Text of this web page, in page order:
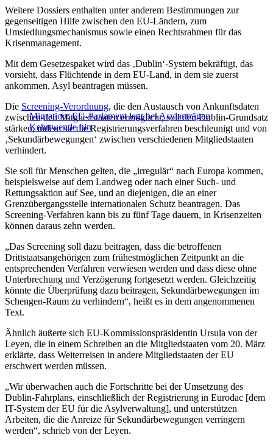
Weitere Dossiers enthalten unter anderem Bestimmungen zur
gegenseitigen Hilfe zwischen den EU-Ländern, zum
Umsiedlungsmechanismus sowie einen Rechtsrahmen für das
Krisenmanagement.
Mit dem Gesetzespaket wird das ‚Dublin‘-System bekräftigt, das
vorsieht, dass Flüchtende in dem EU-Land, in dem sie zuerst
ankommen, Asyl beantragen müssen.
Migration: EU-Parlament legt bei Asylanträgen
Kehrtwende hin
Die Screening-Verordnung, die den Austausch von Ankunftsdaten
zwischen den Mitgliedstaaten ermöglicht, soll den Dublin-Grundsatz
stärken, indem sie die Registrierungsverfahren beschleunigt und von
‚Sekundärbewegungen‘ zwischen verschiedenen Mitgliedstaaten
verhindert.
Sie soll für Menschen gelten, die „irregulär“ nach Europa kommen,
beispielsweise auf dem Landweg oder nach einer Such- und
Rettungsaktion auf See, und an diejenigen, die an einer
Grenzübergangsstelle internationalen Schutz beantragen. Das
Screening-Verfahren kann bis zu fünf Tage dauern, in Krisenzeiten
können daraus zehn werden.
„Das Screening soll dazu beitragen, dass die betroffenen
Drittstaatsangehörigen zum frühestmöglichen Zeitpunkt an die
entsprechenden Verfahren verwiesen werden und dass diese ohne
Unterbrechung und Verzögerung fortgesetzt werden. Gleichzeitig
könnte die Überprüfung dazu beitragen, Sekundärbewegungen im
Schengen-Raum zu verhindern“, heißt es in dem angenommenen
Text.
Ähnlich äußerte sich EU-Kommissionspräsidentin Ursula von der
Leyen, die in einem Schreiben an die Mitgliedstaaten vom 20. März
erklärte, dass Weiterreisen in andere Mitgliedstaaten der EU
erschwert werden müssen.
„Wir überwachen auch die Fortschritte bei der Umsetzung des
Dublin-Fahrplans, einschließlich der Registrierung in Eurodac [dem
IT-System der EU für die Asylverwaltung], und unterstützen
Arbeiten, die die Anreize für Sekundärbewegungen verringern
werden“, schrieb von der Leyen.